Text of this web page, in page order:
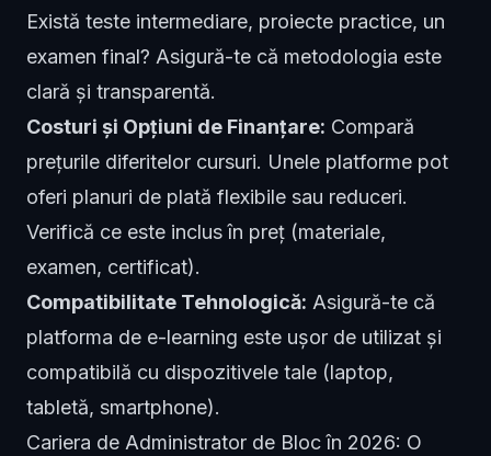
Există teste intermediare, proiecte practice, un
examen final? Asigură-te că metodologia este
clară și transparentă.
Costuri și Opțiuni de Finanțare: Compară
prețurile diferitelor cursuri. Unele platforme pot
oferi planuri de plată flexibile sau reduceri.
Verifică ce este inclus în preț (materiale,
examen, certificat).
Compatibilitate Tehnologică: Asigură-te că
platforma de e-learning este ușor de utilizat și
compatibilă cu dispozitivele tale (laptop,
tabletă, smartphone).
Cariera de Administrator de Bloc în 2026: O